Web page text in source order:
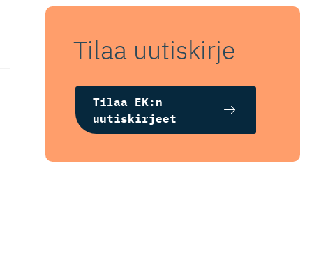
Tilaa uutiskirje
Tilaa EK:n
uutiskirjeet